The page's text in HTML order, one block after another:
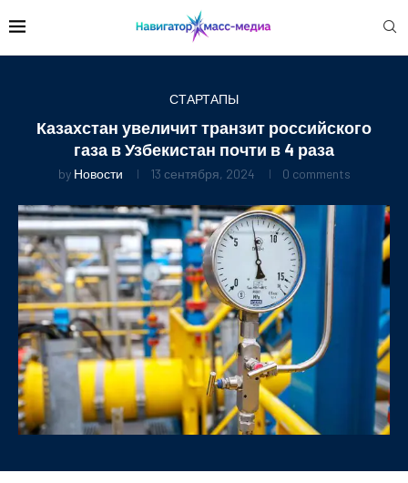
СТАРТАПЫ
Казахстан увеличит транзит российского
газа в Узбекистан почти в 4 раза
by Новости 13 сентября, 2024 0 comments